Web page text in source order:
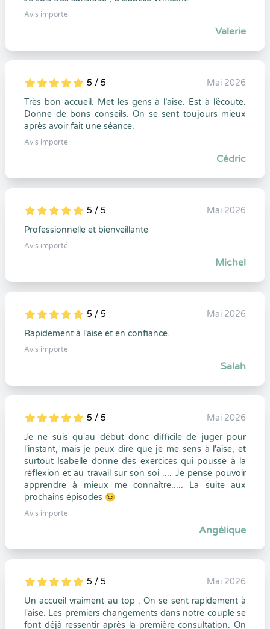
Avis importé
Valerie
5
1
5
0 5 / 5
Mai 2026
Très bon accueil. Met les gens à l’aise. Est à l’écoute.
Donne de bons conseils. On se sent toujours mieux
après avoir fait une séance.
Avis importé
Cédric
5
1
5
0 5 / 5
Mai 2026
Professionnelle et bienveillante
Avis importé
Michel
5
1
5
0 5 / 5
Mai 2026
Rapidement à l'aise et en confiance.
Avis importé
Salah
5
1
5
0 5 / 5
Mai 2026
Je ne suis qu'au début donc difficile de juger pour
l'instant, mais je peux dire que je me sens à l'aise, et
surtout Isabelle donne des exercices qui pousse à la
réflexion et au travail sur son soi .... Je pense pouvoir
apprendre à mieux me connaître..... La suite aux
prochains épisodes 😉
Avis importé
Angélique
5
1
5
0 5 / 5
Mai 2026
Un accueil vraiment au top . On se sent rapidement à
l'aise. Les premiers changements dans notre couple se
font déjà ressentir après la première consultation. On